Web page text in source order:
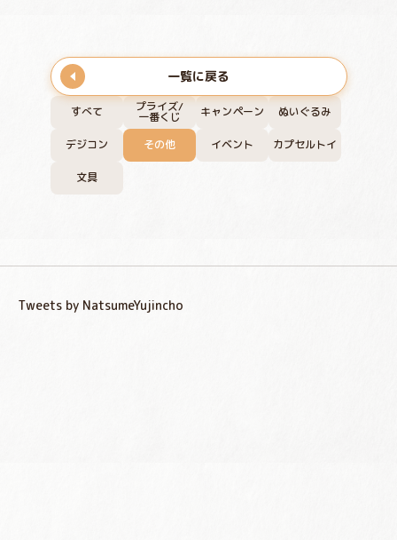
すべて プライズ/
一番くじ キャンペーン ぬいぐるみ
デジコン その他 イベント カプセルトイ
文具
一覧に戻る
Tweets by NatsumeYujincho